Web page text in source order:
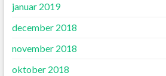
januar 2019
december 2018
november 2018
oktober 2018